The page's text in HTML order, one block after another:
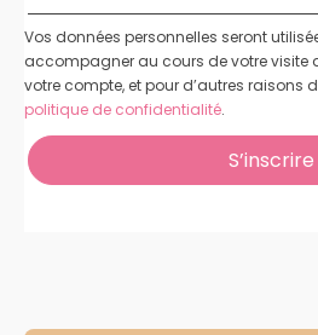
Vos données personnelles seront
accompagner au cours de votre visite
votre compte, et pour d’autres raisons
politique de confidentialité.
S’inscrire